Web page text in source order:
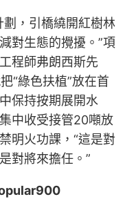
劃，引橋繞開紅樹林
對生態的攪擾。”項
程師弗朗西斯先
“綠色扶植”放在首
保持按期展開水
中收受接管20噸放
明火功課，“這是對
對將來擔任。”